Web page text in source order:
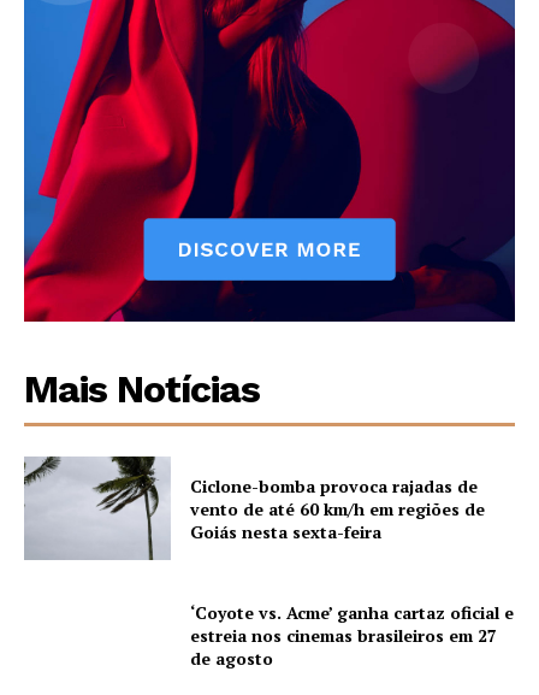
Mais Notícias
Ciclone-bomba provoca rajadas de
vento de até 60 km/h em regiões de
Goiás nesta sexta-feira
‘Coyote vs. Acme’ ganha cartaz oficial e
estreia nos cinemas brasileiros em 27
de agosto